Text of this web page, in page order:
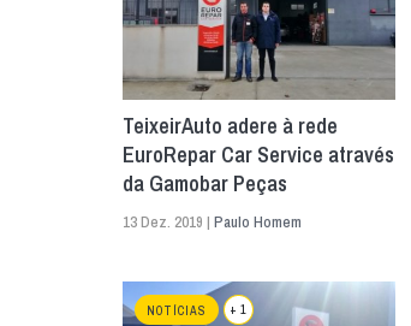
TeixeirAuto adere à rede
EuroRepar Car Service através
da Gamobar Peças
13 Dez. 2019 | Paulo Homem
NOTÍCIAS + 1